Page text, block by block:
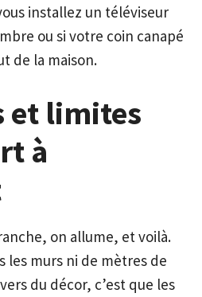
installez un téléviseur
ou si votre coin canapé
de la maison.
et limites
à
on allume, et voilà.
les murs ni de mètres de
du décor, c’est que les